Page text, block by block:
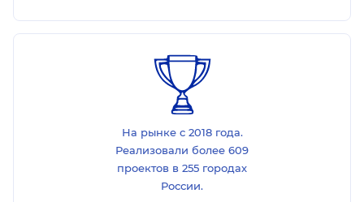
На рынке с 2018 года.
Реализовали более 609
проектов в 255 городах
России.